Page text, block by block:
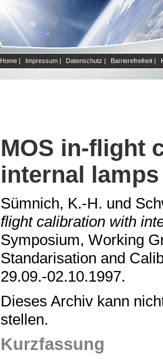
Home | Impressum | Datenschutz | Barrierefreiheit |
MOS in-flight
internal lamps
Sümnich, K.-H. und
flight calibration with
Symposium, Working
Standarisation and
29.09.-02.10.1997.
Dieses Archiv kann
stellen.
Kurzfassung